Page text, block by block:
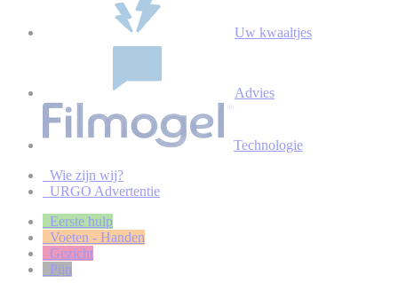
Uw kwaaltjes
Advies
Technologie
Wie zijn wij?
URGO Advertentie
Eerste hulp
Voeten - Handen
Gezicht
Pijn